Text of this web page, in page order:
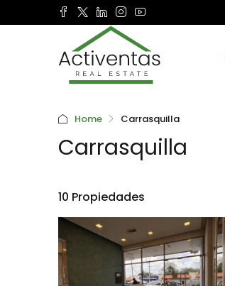
Home Carrasquilla
Carrasquilla
10 Propiedades